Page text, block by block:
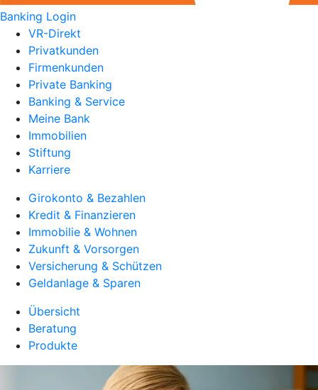
Banking Login
VR-Direkt
Privatkunden
Firmenkunden
Private Banking
Banking & Service
Meine Bank
Immobilien
Stiftung
Karriere
Girokonto & Bezahlen
Kredit & Finanzieren
Immobilie & Wohnen
Zukunft & Vorsorgen
Versicherung & Schützen
Geldanlage & Sparen
Übersicht
Beratung
Produkte